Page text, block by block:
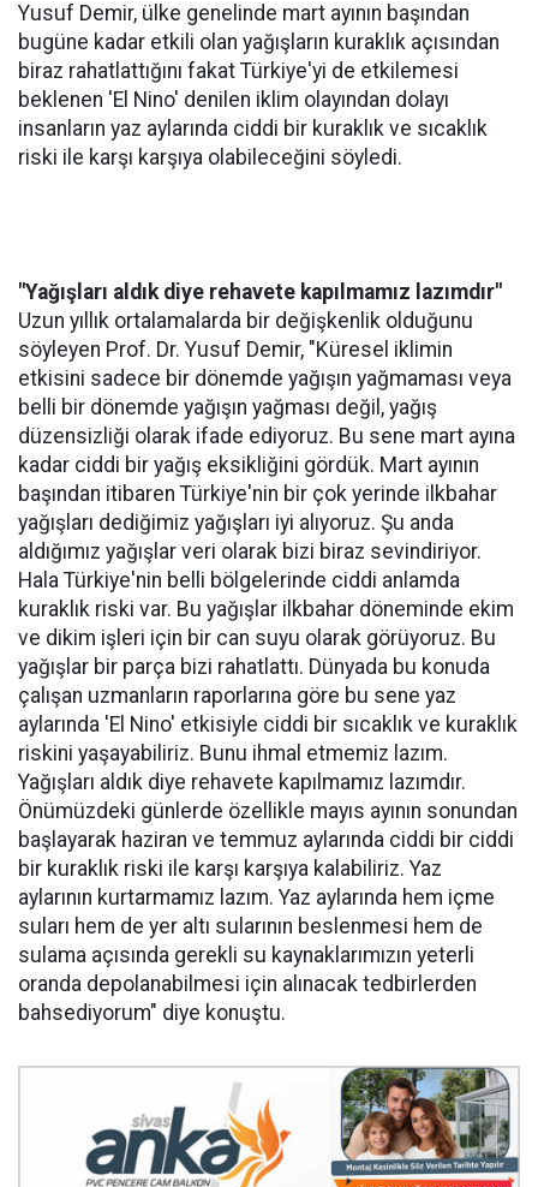
Yusuf Demir, ülke genelinde mart ayının başından
bugüne kadar etkili olan yağışların kuraklık açısından
biraz rahatlattığını fakat Türkiye'yi de etkilemesi
beklenen 'El Nino' denilen iklim olayından dolayı
insanların yaz aylarında ciddi bir kuraklık ve sıcaklık
riski ile karşı karşıya olabileceğini söyledi.
"Yağışları aldık diye rehavete kapılmamız lazımdır"
Uzun yıllık ortalamalarda bir değişkenlik olduğunu
söyleyen Prof. Dr. Yusuf Demir, "Küresel iklimin
etkisini sadece bir dönemde yağışın yağmaması veya
belli bir dönemde yağışın yağması değil, yağış
düzensizliği olarak ifade ediyoruz. Bu sene mart ayına
kadar ciddi bir yağış eksikliğini gördük. Mart ayının
başından itibaren Türkiye'nin bir çok yerinde ilkbahar
yağışları dediğimiz yağışları iyi alıyoruz. Şu anda
aldığımız yağışlar veri olarak bizi biraz sevindiriyor.
Hala Türkiye'nin belli bölgelerinde ciddi anlamda
kuraklık riski var. Bu yağışlar ilkbahar döneminde ekim
ve dikim işleri için bir can suyu olarak görüyoruz. Bu
yağışlar bir parça bizi rahatlattı. Dünyada bu konuda
çalışan uzmanların raporlarına göre bu sene yaz
aylarında 'El Nino' etkisiyle ciddi bir sıcaklık ve kuraklık
riskini yaşayabiliriz. Bunu ihmal etmemiz lazım.
Yağışları aldık diye rehavete kapılmamız lazımdır.
Önümüzdeki günlerde özellikle mayıs ayının sonundan
başlayarak haziran ve temmuz aylarında ciddi bir ciddi
bir kuraklık riski ile karşı karşıya kalabiliriz. Yaz
aylarının kurtarmamız lazım. Yaz aylarında hem içme
suları hem de yer altı sularının beslenmesi hem de
sulama açısında gerekli su kaynaklarımızın yeterli
oranda depolanabilmesi için alınacak tedbirlerden
bahsediyorum" diye konuştu.